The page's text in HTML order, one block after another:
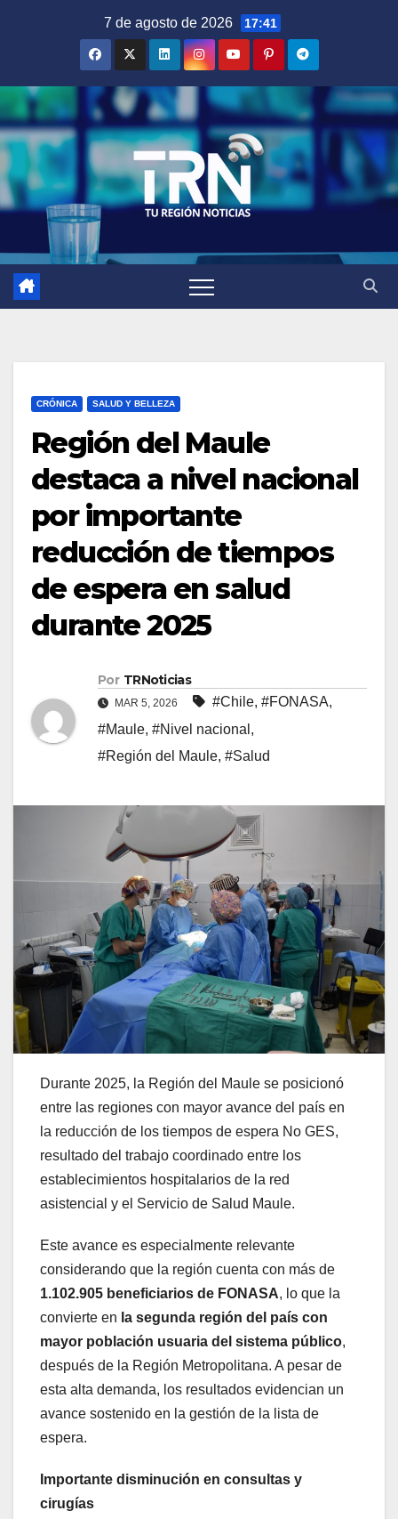
7 de agosto de 2026 17:41
CRÓNICA SALUD Y BELLEZA
Región del Maule
destaca a nivel nacional
por importante
reducción de tiempos
de espera en salud
durante 2025
Por TRNoticias
MAR 5, 2026 #Chile, #FONASA,
#Maule, #Nivel nacional ,
#Región del Maule, #Salud
Durante 2025, la Región del Maule se posicionó
entre las regiones con mayor avance del país en
la reducción de los tiempos de espera No GES,
resultado del trabajo coordinado entre los
establecimientos hospitalarios de la red
asistencial y el Servicio de Salud Maule.
Este avance es especialmente relevante
considerando que la región cuenta con más de
1.102.905 beneficiarios de FONASA, lo que la
convierte en la segunda región del país con
mayor población usuaria del sistema público,
después de la Región Metropolitana. A pesar de
esta alta demanda, los resultados evidencian un
avance sostenido en la gestión de la lista de
espera.
Importante disminución en consultas y
cirugías